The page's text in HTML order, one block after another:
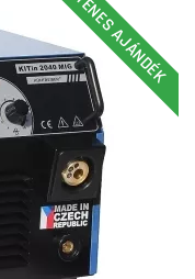
INGYENES AJÁNDÉK